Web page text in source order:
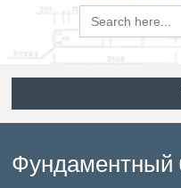
Search
for:
Фундаментный